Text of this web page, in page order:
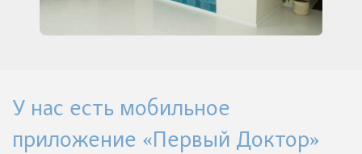
У нас есть мобильное
приложение «Первый Доктор»